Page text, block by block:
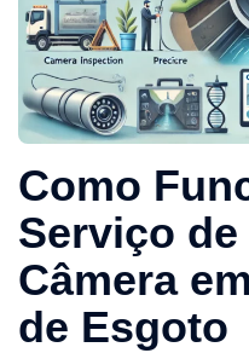
Como
Serviço
Câmera
de Esgoto